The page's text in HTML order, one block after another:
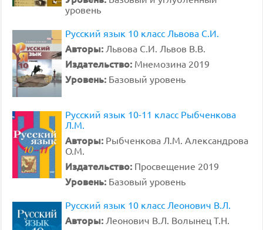
уровень
Русский язык 10 класс Львова С.И.
Авторы: Львова С.И. Львов В.В.
Издательство: Мнемозина 2019
Уровень: Базовый уровень
Русский язык 10-11 класс Рыбченкова
Л.М.
Авторы: Рыбченкова Л.М. Александрова
О.М.
Издательство: Просвещение 2019
Уровень: Базовый уровень
Русский язык 10 класс Леонович В.Л.
Авторы: Леонович В.Л. Волынец Т.Н.